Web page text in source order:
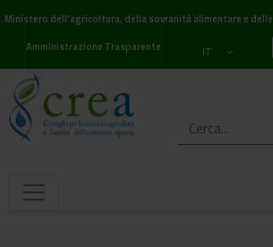
Ministero dell'agricoltura, della sovranità alimentare e
Amministrazione Trasparente
IT